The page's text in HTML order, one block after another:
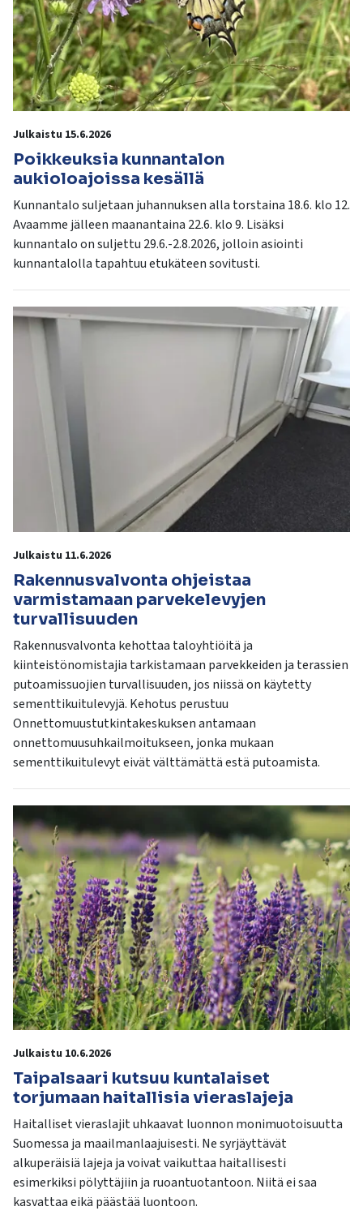
Julkaistu 15.6.2026
Poikkeuksia kunnantalon
aukioloajoissa kesällä
Kunnantalo suljetaan juhannuksen alla torstaina 18.6. klo 12.
Avaamme jälleen maanantaina 22.6. klo 9. Lisäksi
kunnantalo on suljettu 29.6.-2.8.2026, jolloin asiointi
kunnantalolla tapahtuu etukäteen sovitusti.
Julkaistu 11.6.2026
Rakennusvalvonta ohjeistaa
varmistamaan parvekelevyjen
turvallisuuden
Rakennusvalvonta kehottaa taloyhtiöitä ja
kiinteistönomistajia tarkistamaan parvekkeiden ja terassien
putoamissuojien turvallisuuden, jos niissä on käytetty
sementtikuitulevyjä. Kehotus perustuu
Onnettomuustutkintakeskuksen antamaan
onnettomuusuhkailmoitukseen, jonka mukaan
sementtikuitulevyt eivät välttämättä estä putoamista.
Julkaistu 10.6.2026
Taipalsaari kutsuu kuntalaiset
torjumaan haitallisia vieraslajeja
Haitalliset vieraslajit uhkaavat luonnon monimuotoisuutta
Suomessa ja maailmanlaajuisesti. Ne syrjäyttävät
alkuperäisiä lajeja ja voivat vaikuttaa haitallisesti
esimerkiksi pölyttäjiin ja ruoantuotantoon. Niitä ei saa
kasvattaa eikä päästää luontoon.